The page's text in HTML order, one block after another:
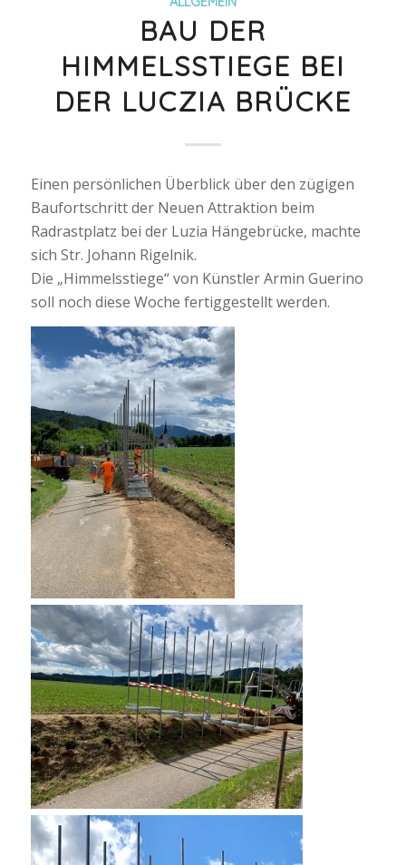
BAU DER
HIMMELSSTIEGE BEI
DER LUCZIA BRÜCKE
Einen persönlichen Überblick über den zügigen
Baufortschritt der Neuen Attraktion beim
Radrastplatz bei der Luzia Hängebrücke, machte
sich Str. Johann Rigelnik.
Die „Himmelsstiege“ von Künstler Armin Guerino
soll noch diese Woche fertiggestellt werden.